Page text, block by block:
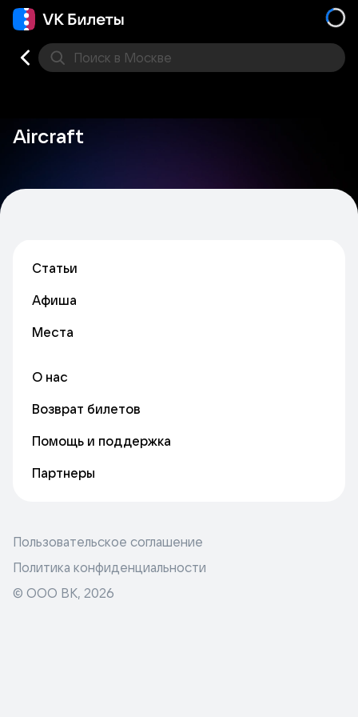
Поиск в Москве
Aircraft
Статьи
Афиша
Места
О нас
Возврат билетов
Помощь и поддержка
Партнеры
Пользовательское соглашение
Политика конфиденциальности
© ООО ВК, 2026